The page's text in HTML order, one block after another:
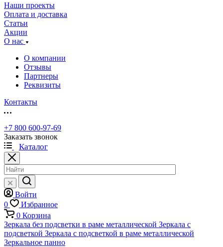
Наши проекты
Оплата и доставка
Статьи
Акции
О нас
О компании
Отзывы
Партнеры
Реквизиты
Контакты
+7 800 600-97-69
Заказать звонок
Каталог
Войти
0
Избранное
0 Корзина
Зеркала без подсветки в раме металлической Зеркала с
подсветкой Зеркала с подсветкой в раме металлической
Зеркальное панно